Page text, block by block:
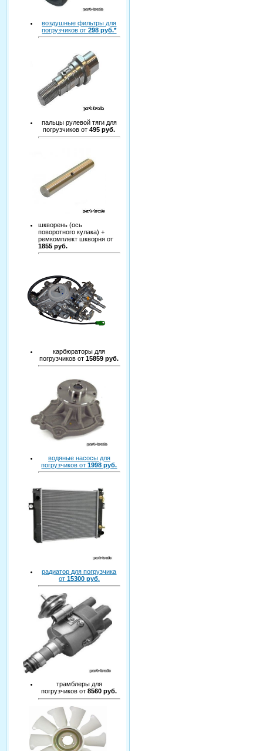
воздушные фильтры для
погрузчиков от298 руб.*
пальцы рулевой тяги для
погрузчиков от495 руб.
шкворень (ось
поворотного кулака) +
ремкомплект шкворня от
1855 руб.
карбюраторы для
погрузчиков от15859 руб.
водяные насосы для
погрузчиков от1998 руб.
радиатор для погрузчика
от 15300 руб.
трамблеры для
погрузчиков от8560 руб.